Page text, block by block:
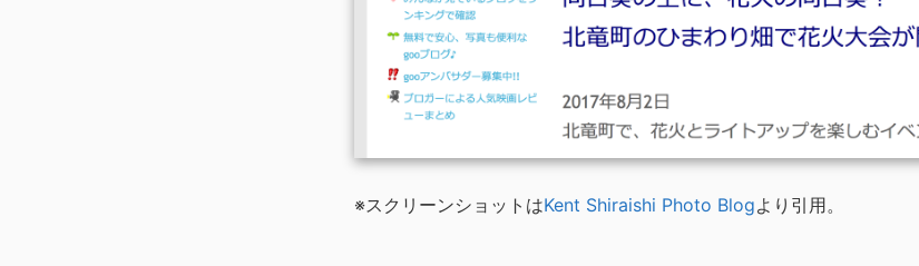
※スクリーンショットはKent Shiraishi Photo Blogより引用。